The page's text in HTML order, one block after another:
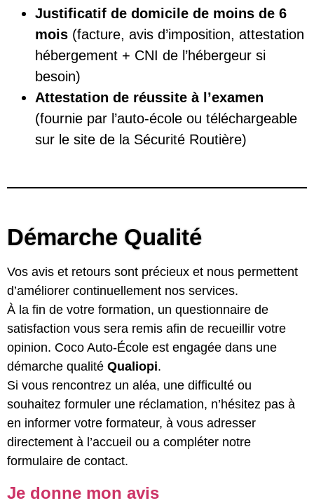
Justificatif de domicile de moins de 6
mois (facture, avis d’imposition, attestation
hébergement + CNI de l’hébergeur si
besoin)
Attestation de réussite à l’examen
(fournie par l’auto-école ou téléchargeable
sur le site de la Sécurité Routière)
Démarche Qualité
Vos avis et retours sont précieux et nous permettent
d’améliorer continuellement nos services.
À la fin de votre formation, un questionnaire de
satisfaction vous sera remis afin de recueillir votre
opinion. Coco Auto-École est engagée dans une
démarche qualité Qualiopi.
Si vous rencontrez un aléa, une difficulté ou
souhaitez formuler une réclamation, n’hésitez pas à
en informer votre formateur, à vous adresser
directement à l’accueil ou a compléter notre
formulaire de contact.
Je donne mon avis